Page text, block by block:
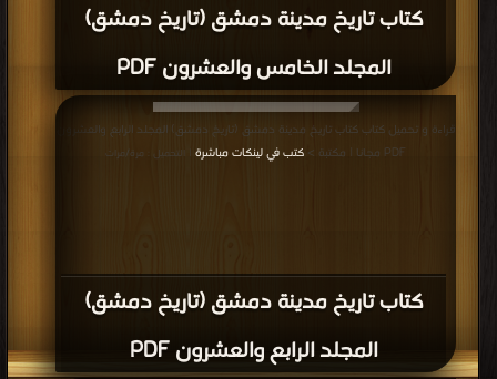
كتاب تاريخ مدينة دمشق (تاريخ دمشق)
المجلد الخامس والعشرون PDF
كتاب تاريخ مدينة دمشق (تاريخ دمشق)
المجلد الرابع والعشرون PDF
قراءة و تحميل كتاب كتاب تاريخ مدينة دمشق (تاريخ دمشق) المجلد الرابع والعشرون
PDF مجانا | مكتبة >
كتب في لينكات مباشرة | التحميل : مرة/مرات